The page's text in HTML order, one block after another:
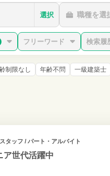
選択 職種を選
フリーワード 検索履
制限なし 年齢不問 一級建築士
タッフ / パート・アルバイト
ア世代活躍中